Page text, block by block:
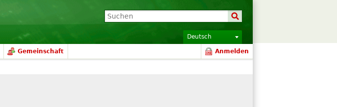
Deutsch
Gemeinschaft Anmelden